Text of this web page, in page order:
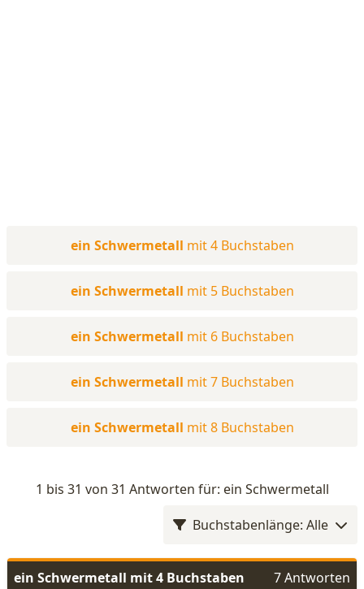
ein Schwermetall mit 4 Buchstaben
ein Schwermetall mit 5 Buchstaben
ein Schwermetall mit 6 Buchstaben
ein Schwermetall mit 7 Buchstaben
ein Schwermetall mit 8 Buchstaben
1 bis 31 von 31 Antworten für: ein Schwermetall
Buchstabenlänge: Alle
ein Schwermetall mit 4 Buchstaben
7 Antworten